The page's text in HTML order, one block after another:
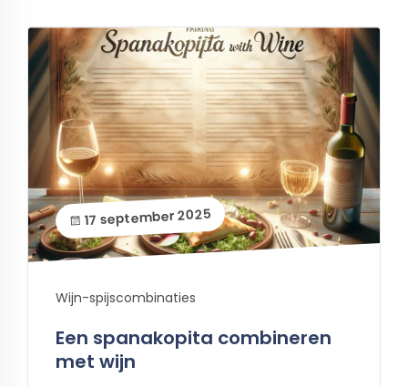
17 september 2025
Wijn-spijscombinaties
Een spanakopita combineren
met wijn